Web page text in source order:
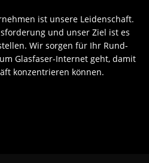
ist unsere Leidenschaft.
und unser Ziel ist es
Wir sorgen für Ihr Rund-
Glasfaser-Internet geht, damit
konzentrieren können.